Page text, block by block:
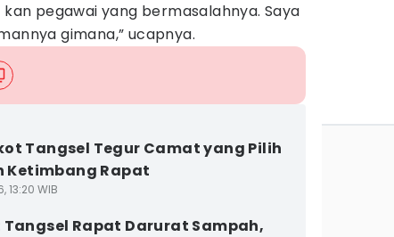
pegawai yang bermasalahnya. Saya
gimana,” ucapnya.
Tangsel Tegur Camat yang Pilih
Ketimbang Rapat
13:20 WIB
Tangsel Rapat Darurat Sampah,